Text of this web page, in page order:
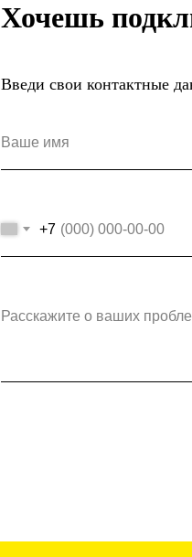
Хочешь
Введи свои контактные
Ваше имя
+7
Расскажите о ваших